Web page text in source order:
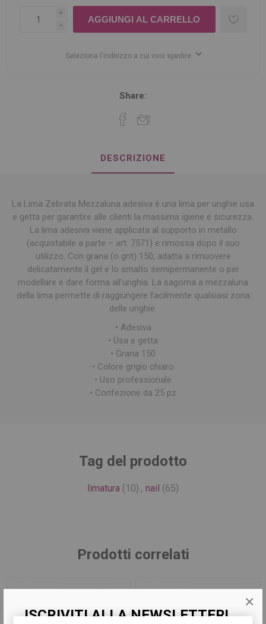
ISCRIVITI ALLA NEWSLETTER!
×
i
h
Seleziona l'indirizzo a cui vuoi spedire
Share:
DESCRIZIONE
La Lima Zebrata Mezzaluna adesiva è una lima per unghie usa
e getta per garantire alle clienti la massima igiene e sicurezza.
La lima adesiva viene applicata al supporto in metallo
(acquistabile a parte – art. 7571) e rimossa dopo il suo
utilizzo. Con grana (o grit) 150, adatta a rimuovere
delicatamente il gel e lo smalto semipermanente o per
modellare e dare forma all'unghia. La sagoma a mezzaluna
della lima permette di raggiungere facilmente qualsiasi zona
delle unghie.
• Adesiva
• Usa e getta
• Grana 150
• Colore grigio chiaro
• Uso professionale
• Confezione da 25 pz
Tag del prodotto
limatura (10) , nail (65)
Prodotti correlati